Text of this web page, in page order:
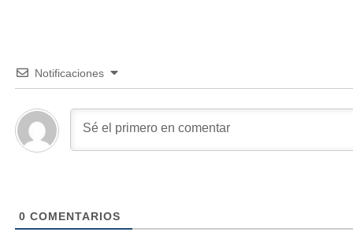
Notificaciones
0 COMENTARIOS